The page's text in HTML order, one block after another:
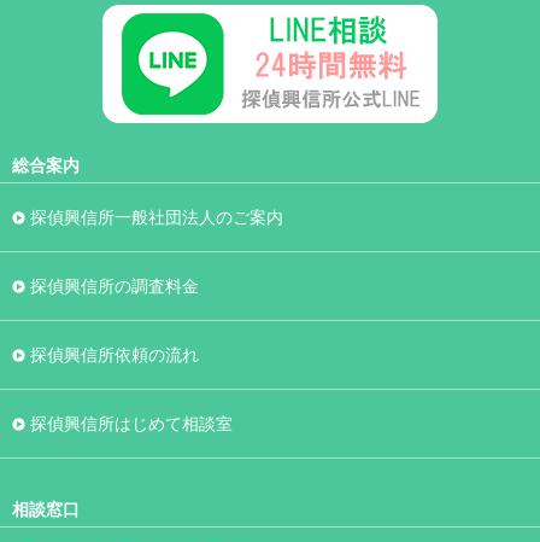
総合案内
探偵興信所一般社団法人のご案内
探偵興信所の調査料金
探偵興信所依頼の流れ
探偵興信所はじめて相談室
相談窓口